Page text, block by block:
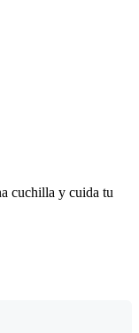
cuchilla y cuida tu